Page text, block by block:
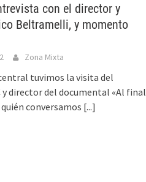
con el director y
Beltramelli, y momento
Zona Mixta
tuvimos la visita del
y director del documental «Al final
conversamos [...]